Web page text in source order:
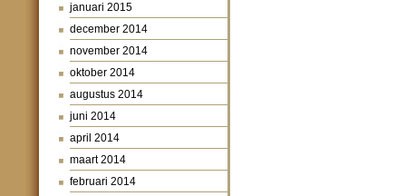
januari 2015
december 2014
november 2014
oktober 2014
augustus 2014
juni 2014
april 2014
maart 2014
februari 2014